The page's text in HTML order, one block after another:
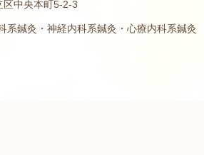
区中央本町5-2-3
系鍼灸・神経内科系鍼灸・心療内科系鍼灸